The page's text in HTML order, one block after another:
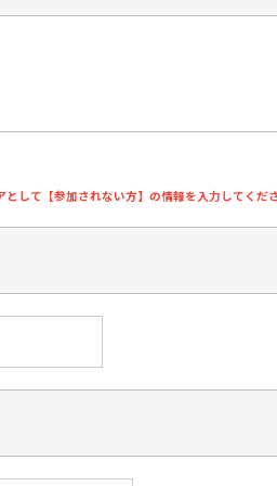
して【参加されない方】の情報を入力してくだ